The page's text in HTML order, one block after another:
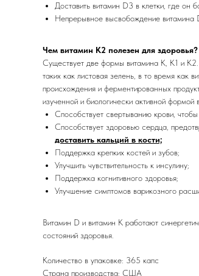
Доставить витамин D3 в клетки, где он
Непрерывное высвобождение витамина
Чем витамин К2 полезен для здоровья?
Существует две формы витамина К, К1 и К2.
таких как листовая зелень, в то время как
происхождения и ферментированных
изученной и биологически активной формой
Способствует свертыванию крови,
Способствует здоровью сердца,
доставить кальций в кости;
Поддержка крепких костей и зубов;
Улучшить чувствительность к инсулину;
Поддержка когнитивного здоровья;
Улучшение симптомов варикозного
Витамин D и витамин К работают
состояний здоровья.
Количество в упаковке: 365 капс
Страна производства: США